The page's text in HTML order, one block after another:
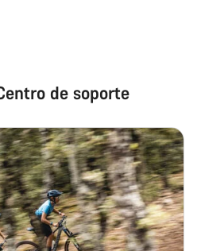
de soporte